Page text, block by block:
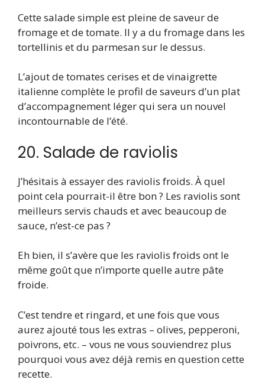
Cette salade simple est pleine de saveur de
fromage et de tomate. Il y a du fromage dans les
tortellinis et du parmesan sur le dessus.
L’ajout de tomates cerises et de vinaigrette
italienne complète le profil de saveurs d’un plat
d’accompagnement léger qui sera un nouvel
incontournable de l’été.
20. Salade de raviolis
J’hésitais à essayer des raviolis froids. À quel
point cela pourrait-il être bon ? Les raviolis sont
meilleurs servis chauds et avec beaucoup de
sauce, n’est-ce pas ?
Eh bien, il s’avère que les raviolis froids ont le
même goût que n’importe quelle autre pâte
froide.
C’est tendre et ringard, et une fois que vous
aurez ajouté tous les extras – olives, pepperoni,
poivrons, etc. – vous ne vous souviendrez plus
pourquoi vous avez déjà remis en question cette
recette.